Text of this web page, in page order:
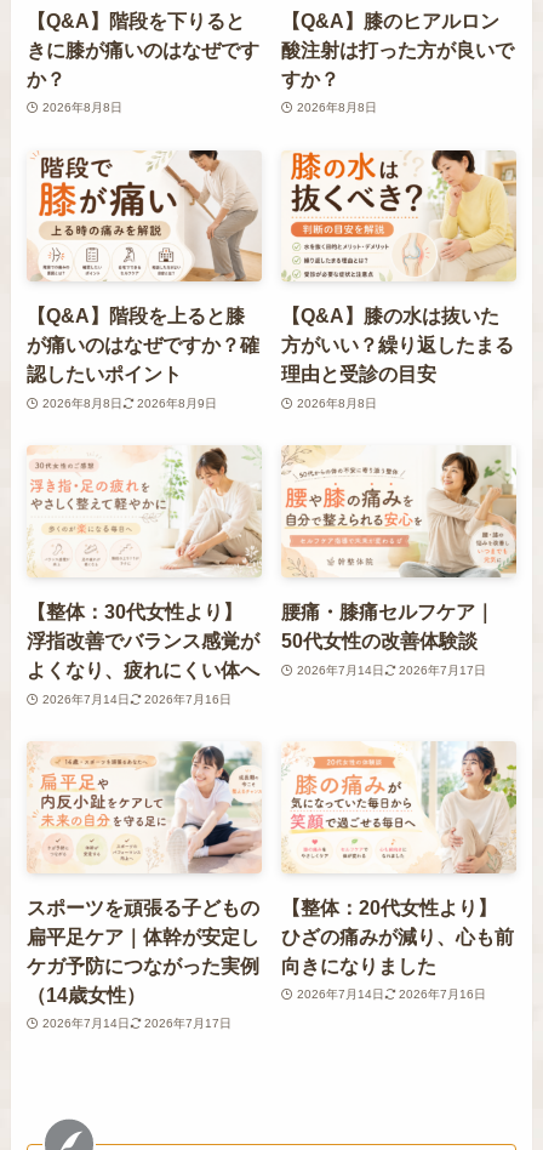
【Q&A】階段を下りると
きに膝が痛いのはなぜです
か？
2026年8月8日
【Q&A】膝のヒアルロン
酸注射は打った方が良いで
すか？
2026年8月8日
【Q&A】階段を上ると膝
が痛いのはなぜですか？確
認したいポイント
2026年8月8日 2026年8月9日
【Q&A】膝の水は抜いた
方がいい？繰り返したまる
理由と受診の目安
2026年8月8日
【整体：30代女性より】
浮指改善でバランス感覚が
よくなり、疲れにくい体へ
2026年7月14日 2026年7月16日
腰痛・膝痛セルフケア｜
50代女性の改善体験談
2026年7月14日 2026年7月17日
スポーツを頑張る子どもの
扁平足ケア｜体幹が安定し
ケガ予防につながった実例
（14歳女性）
2026年7月14日 2026年7月17日
【整体：20代女性より】
ひざの痛みが減り、心も前
向きになりました
2026年7月14日 2026年7月16日